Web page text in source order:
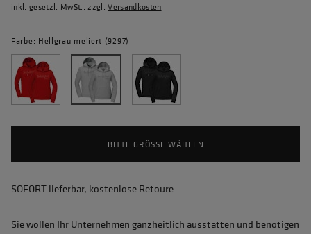
inkl. gesetzl. MwSt., zzgl.Versandkosten
Farbe: Hellgrau meliert (9297)
BITTE GRÖSSE WÄHLEN
SOFORT lieferbar, kostenlose Retoure
Sie wollen Ihr Unternehmen ganzheitlich ausstatten und benötigen